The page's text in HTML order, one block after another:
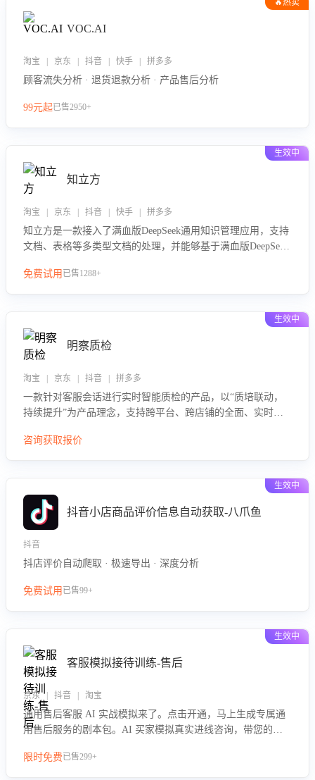
🔥热卖
VOC.AI
淘宝 | 京东 | 抖音 | 快手 | 拼多多
顾客流失分析 · 退货退款分析 · 产品售后分析
99元起已售2950+
生效中
知立方
淘宝 | 京东 | 抖音 | 快手 | 拼多多
知立方是一款接入了满血版DeepSeek通用知识管理应用，支持
文档、表格等多类型文档的处理，并能够基于满血版DeepSeek
助用户高效管理和利用知识资源。通过该产品，用户可以轻松
免费试用 已售1288+
生效中
明察质检
淘宝 | 京东 | 抖音 | 拼多多
一款针对客服会话进行实时智能质检的产品，以“质培联动，
持续提升”为产品理念，支持跨平台、跨店铺的全面、实时、
队的销服能力。
咨询获取报价
生效中
抖音小店商品评价信息自动获取-八爪鱼
抖音
抖店评价自动爬取 · 极速导出 · 深度分析
免费试用 已售99+
生效中
客服模拟接待训练-售后
京东 | 抖音 | 淘宝
通用售后客服 AI 实战模拟来了。点击开通，马上生成专属通
用售后服务的剧本包。AI 买家模拟真实进线咨询，带您的客
要点，轻松提升服务能力。
限时免费已售299+